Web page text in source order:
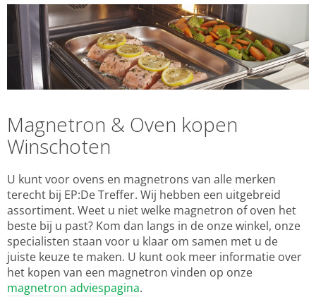
Magnetron & Oven kopen
Winschoten
U kunt voor ovens en magnetrons van alle merken
terecht bij EP:De Treffer. Wij hebben een uitgebreid
assortiment. Weet u niet welke magnetron of oven het
beste bij u past? Kom dan langs in de onze winkel, onze
specialisten staan voor u klaar om samen met u de
juiste keuze te maken. U kunt ook meer informatie over
het kopen van een magnetron vinden op onze
magnetron adviespagina.